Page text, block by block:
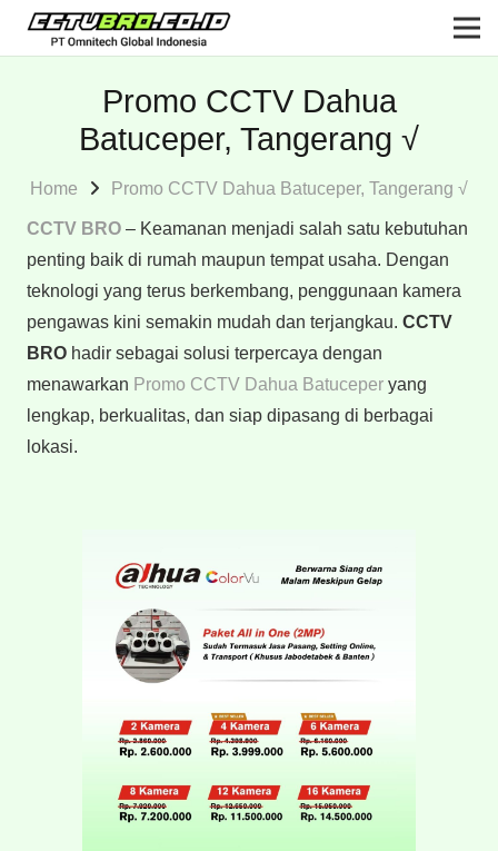
Promo CCTV Dahua
Batuceper, Tangerang √
Home Promo CCTV Dahua Batuceper, Tangerang √
CCTV BRO – Keamanan menjadi salah satu kebutuhan
penting baik di rumah maupun tempat usaha. Dengan
teknologi yang terus berkembang, penggunaan kamera
pengawas kini semakin mudah dan terjangkau. CCTV
BRO hadir sebagai solusi terpercaya dengan
menawarkan Promo CCTV Dahua Batuceper yang
lengkap, berkualitas, dan siap dipasang di berbagai
lokasi.